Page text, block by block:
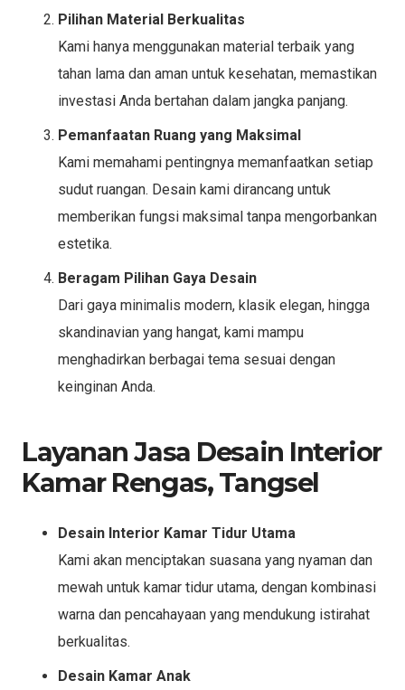
Pilihan Material Berkualitas
Kami hanya menggunakan material terbaik yang
tahan lama dan aman untuk kesehatan, memastikan
investasi Anda bertahan dalam jangka panjang.
Pemanfaatan Ruang yang Maksimal
Kami memahami pentingnya memanfaatkan setiap
sudut ruangan. Desain kami dirancang untuk
memberikan fungsi maksimal tanpa mengorbankan
estetika.
Beragam Pilihan Gaya Desain
Dari gaya minimalis modern, klasik elegan, hingga
skandinavian yang hangat, kami mampu
menghadirkan berbagai tema sesuai dengan
keinginan Anda.
Layanan Jasa Desain Interior
Kamar Rengas, Tangsel
Desain Interior Kamar Tidur Utama
Kami akan menciptakan suasana yang nyaman dan
mewah untuk kamar tidur utama, dengan kombinasi
warna dan pencahayaan yang mendukung istirahat
berkualitas.
Desain Kamar Anak